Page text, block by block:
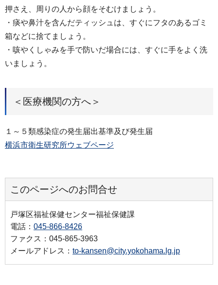
押さえ、周りの人から顔をそむけましょう。
・痰や鼻汁を含んだティッシュは、すぐにフタのあるゴミ
箱などに捨てましょう。
・咳やくしゃみを手で防いだ場合には、すぐに手をよく洗
いましょう。
＜医療機関の方へ＞
１～５類感染症の発生届出基準及び発生届
横浜市衛生研究所ウェブページ
このページへのお問合せ
戸塚区福祉保健センター福祉保健課
電話： 045-866-8426
ファクス：045-865-3963
メールアドレス： to-kansen@city.yokohama.lg.jp